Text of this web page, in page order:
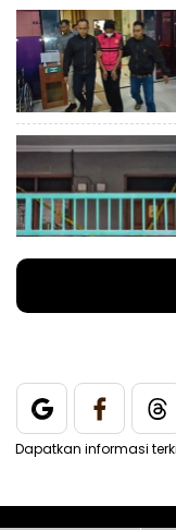
Dapatkan informasi